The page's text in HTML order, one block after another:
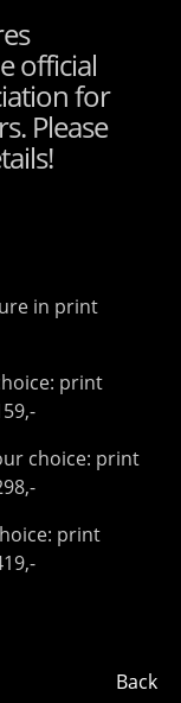
official
for
Please
in print
print
choice: print
print
Back